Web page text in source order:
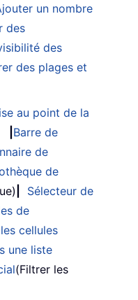
un nombre
des
des
des plages et
au point de la
Barre de
de
de
Sélecteur de
de
cellules
une liste
(Filtrer les